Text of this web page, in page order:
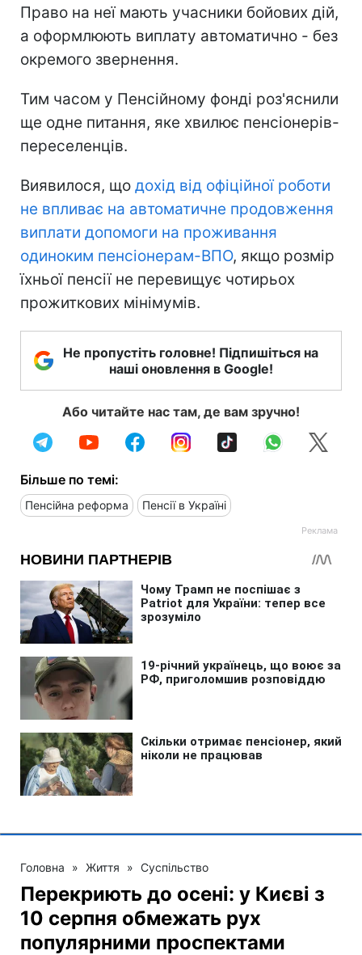
Право на неї мають учасники бойових дій,
а оформлюють виплату автоматично - без
окремого звернення.
Тим часом у Пенсійному фонді роз'яснили
ще одне питання, яке хвилює пенсіонерів-
переселенців.
Виявилося, що дохід від офіційної роботи
не впливає на автоматичне продовження
виплати допомоги на проживання
одиноким пенсіонерам-ВПО, якщо розмір
їхньої пенсії не перевищує чотирьох
прожиткових мінімумів.
Не пропустіть головне! Підпишіться на
наші оновлення в Google!
Або читайте нас там, де вам зручно!
Більше по темі:
Пенсійна реформа Пенсії в Україні
Головна » Життя » Суспільство
Перекриють до осені: у Києві з
10 серпня обмежать рух
популярними проспектами